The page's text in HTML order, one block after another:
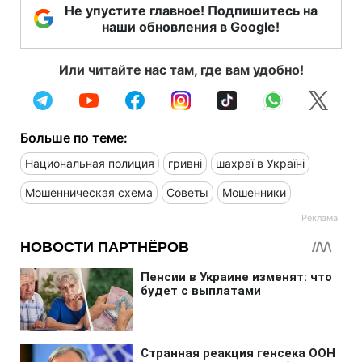
Не упустите главное! Подпишитесь на
наши обновления в Google!
Или читайте нас там, где вам удобно!
Больше по теме:
Национальная полиция гривні шахраї в Україні
Мошенническая схема Советы Мошенники